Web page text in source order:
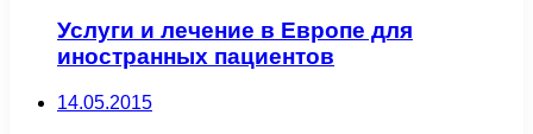
Услуги и лечение в Европе для
иностранных пациентов
14.05.2015